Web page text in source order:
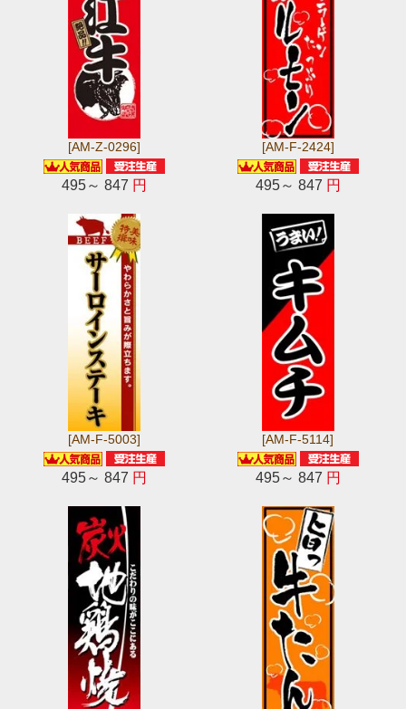
[AM-Z-0296]
495～ 847 円
[AM-F-2424]
495～ 847 円
[AM-F-5003]
495～ 847 円
[AM-F-5114]
495～ 847 円